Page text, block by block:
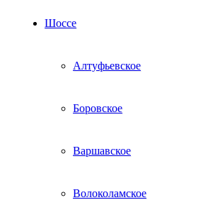
Шоссе
Алтуфьевское
Боровское
Варшавское
Волоколамское